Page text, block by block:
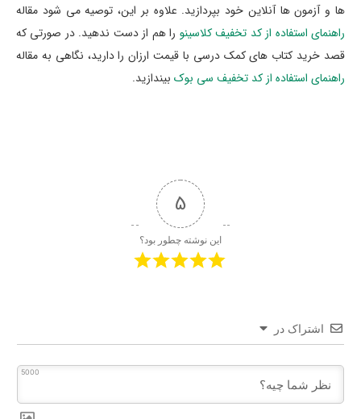
ها و آزمون ها آنلاین خود بپردازید. علاوه بر این، توصیه می شود مقاله
راهنمای استفاده از کد تخفیف کلاسینو را هم از دست ندهید. در صورتی که
قصد خرید کتاب های کمک درسی با قیمت ارزان را دارید، نگاهی به مقاله
راهنمای استفاده از کد تخفیف سی بوک بیندازید.
5
این نوشته چطور بود؟
اشتراک در
5000